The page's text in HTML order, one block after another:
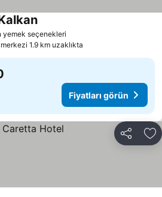
yemek seçenekleri
Fiyatları görün
1.9 km uzaklıkta
Fiyatları görün
Paylaş